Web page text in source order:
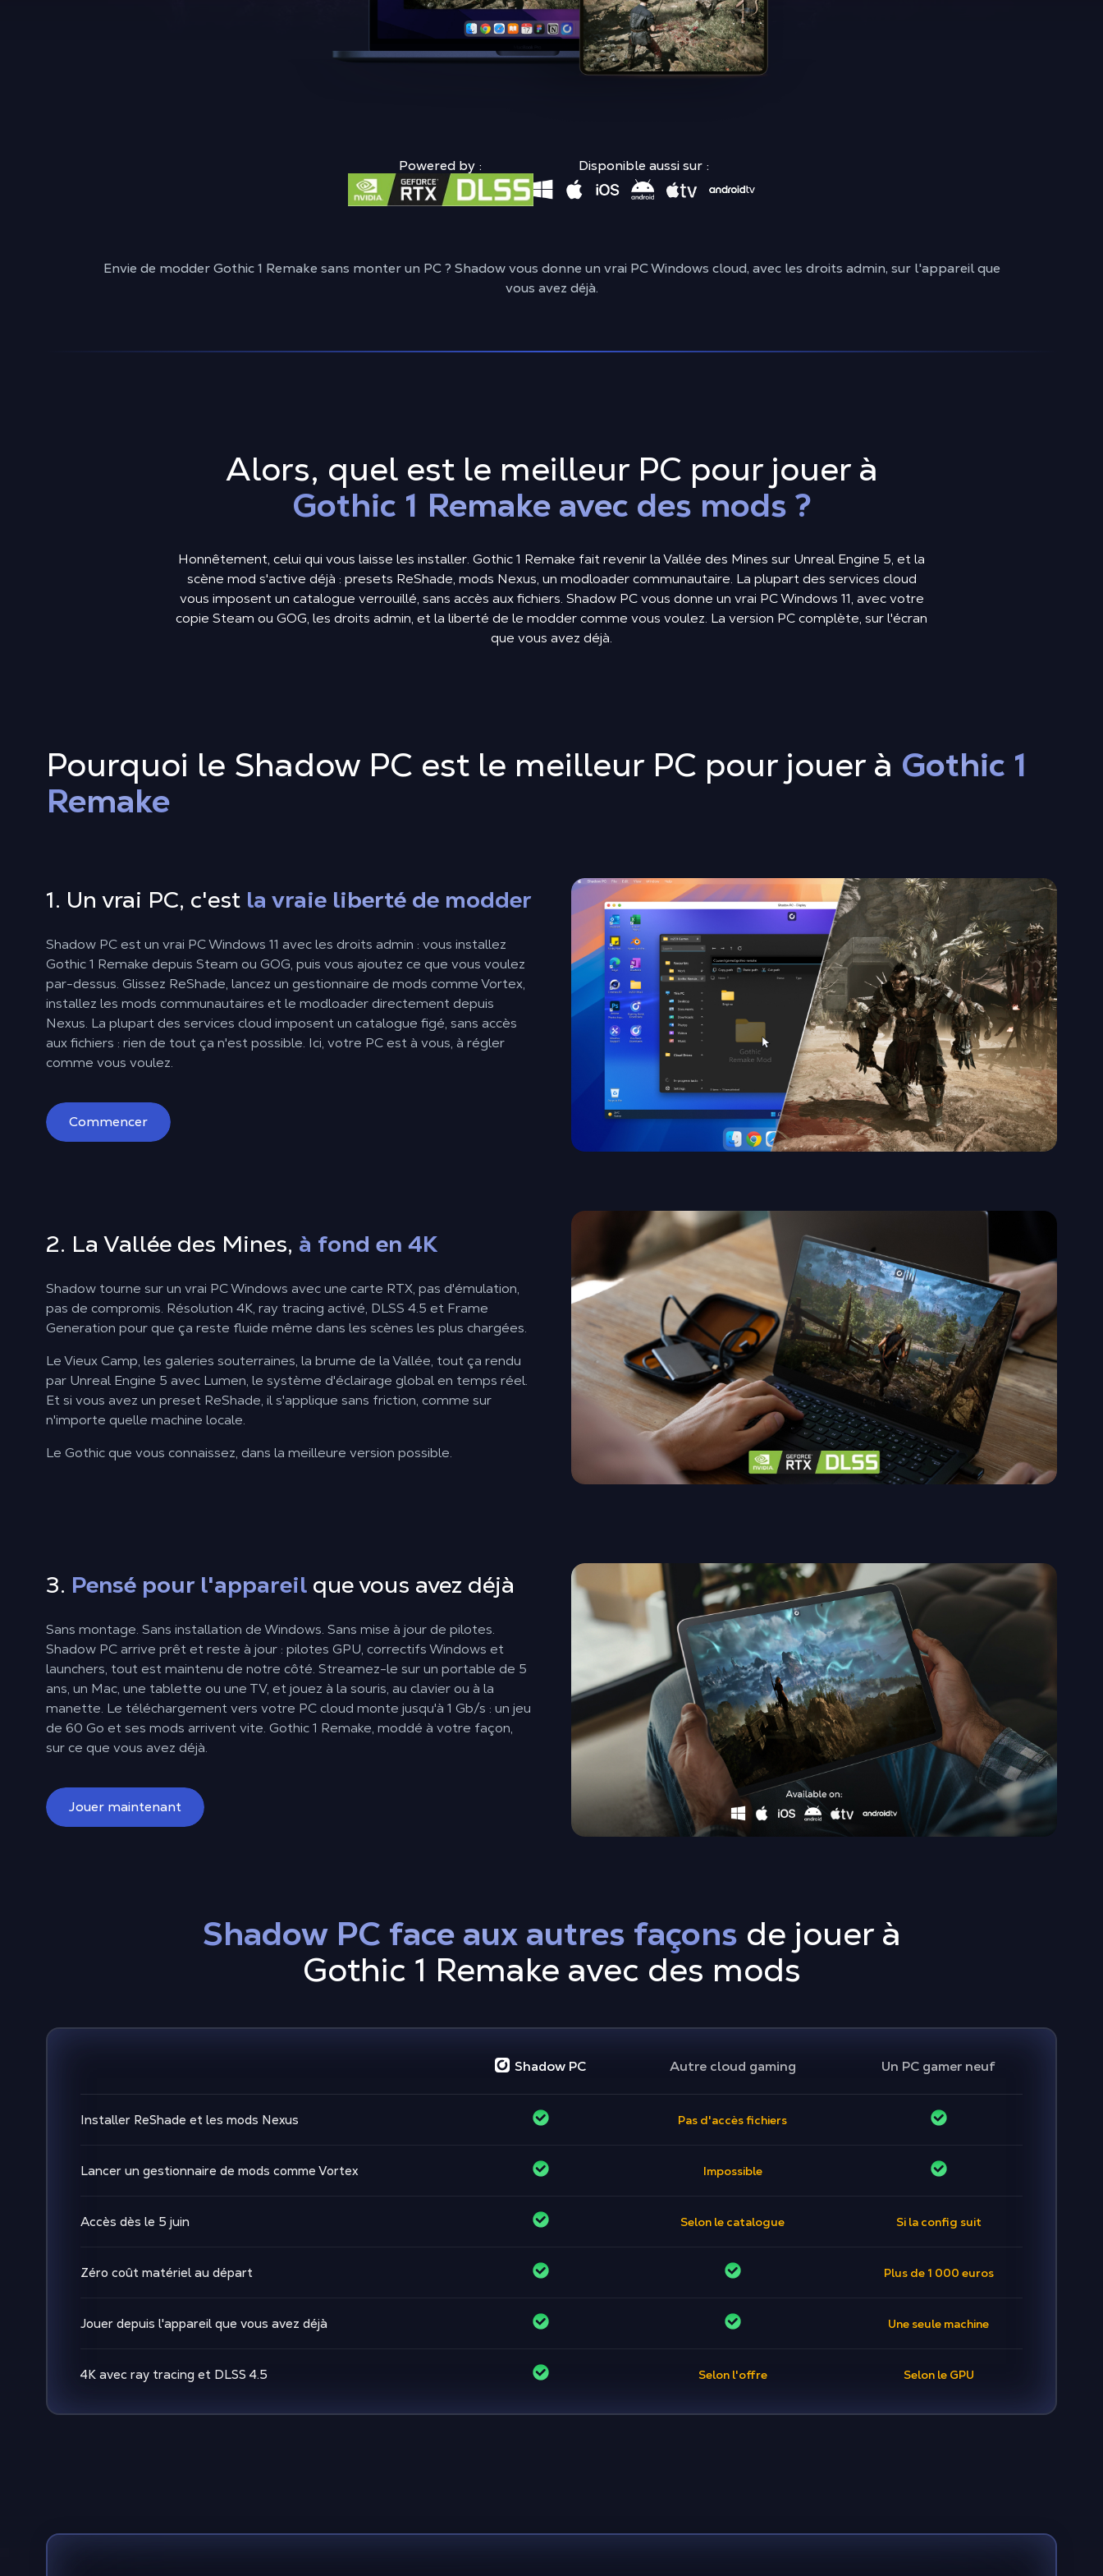
Powered by : Disponible aussi sur :
Envie de modder Gothic 1 Remake sans monter un PC ? Shadow vous donne un vrai PC Windows cloud, avec les droits admin, sur l'appareil que
vous avez déjà.
Alors, quel est le meilleur PC pour jouer à
Gothic 1 Remake avec des mods ?
Honnêtement, celui qui vous laisse les installer. Gothic 1 Remake fait revenir la Vallée des Mines sur Unreal Engine 5, et la
scène mod s'active déjà : presets ReShade, mods Nexus, un modloader communautaire. La plupart des services cloud
vous imposent un catalogue verrouillé, sans accès aux fichiers. Shadow PC vous donne un vrai PC Windows 11, avec votre
copie Steam ou GOG, les droits admin, et la liberté de le modder comme vous voulez. La version PC complète, sur l'écran
que vous avez déjà.
Pourquoi le Shadow PC est le meilleur PC pour jouer à Gothic 1
Remake
1. Un vrai PC, c'est la vraie liberté de modder
Shadow PC est un vrai PC Windows 11 avec les droits admin : vous installez
Gothic 1 Remake depuis Steam ou GOG, puis vous ajoutez ce que vous voulez
par-dessus. Glissez ReShade, lancez un gestionnaire de mods comme Vortex,
installez les mods communautaires et le modloader directement depuis
Nexus. La plupart des services cloud imposent un catalogue figé, sans accès
aux fichiers : rien de tout ça n'est possible. Ici, votre PC est à vous, à régler
comme vous voulez.
Commencer
2. La Vallée des Mines, à fond en 4K
Shadow tourne sur un vrai PC Windows avec une carte RTX, pas d'émulation,
pas de compromis. Résolution 4K, ray tracing activé, DLSS 4.5 et Frame
Generation pour que ça reste fluide même dans les scènes les plus chargées.
Le Vieux Camp, les galeries souterraines, la brume de la Vallée, tout ça rendu
par Unreal Engine 5 avec Lumen, le système d'éclairage global en temps réel.
Et si vous avez un preset ReShade, il s'applique sans friction, comme sur
n'importe quelle machine locale.
Le Gothic que vous connaissez, dans la meilleure version possible.
3. Pensé pour l'appareil que vous avez déjà
Sans montage. Sans installation de Windows. Sans mise à jour de pilotes.
Shadow PC arrive prêt et reste à jour : pilotes GPU, correctifs Windows et
launchers, tout est maintenu de notre côté. Streamez-le sur un portable de 5
ans, un Mac, une tablette ou une TV, et jouez à la souris, au clavier ou à la
manette. Le téléchargement vers votre PC cloud monte jusqu'à 1 Gb/s : un jeu
de 60 Go et ses mods arrivent vite. Gothic 1 Remake, moddé à votre façon,
sur ce que vous avez déjà.
Jouer maintenant
Shadow PC face aux autres façons de jouer à
Gothic 1 Remake avec des mods
Shadow PC Autre cloud gaming Un PC gamer neuf
Installer ReShade et les mods Nexus Pas d'accès fichiers
Lancer un gestionnaire de mods comme Vortex Impossible
Accès dès le 5 juin Selon le catalogue Si la config suit
Zéro coût matériel au départ Plus de 1 000 euros
Jouer depuis l'appareil que vous avez déjà Une seule machine
4K avec ray tracing et DLSS 4.5 Selon l'offre Selon le GPU